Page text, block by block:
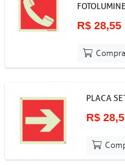
R$ 28,55
PLACA
R$